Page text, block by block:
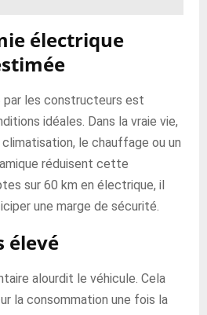
électrique
par les constructeurs est
idéales. Dans la vraie vie,
le chauffage ou un
réduisent cette
sur 60 km en électrique, il
une marge de sécurité.
élevé
alourdit le véhicule. Cela
la consommation une fois la